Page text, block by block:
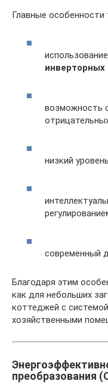
Главные особенности
инверторных
возможность
низкий
современный
Благодаря этим
как для небольших
коттеджей с
хозяйственными
преобразования